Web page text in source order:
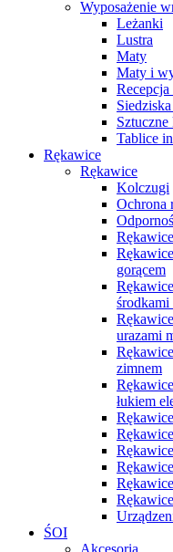
Wyposażenie
Leżanki
Lustra
Maty
Maty i
Siedziska
Tablice
Rękawice
Rękawice
Kolczugi
Ochrona
gorącem
urazami
zimnem
łukiem
ŚOI
Akcesoria